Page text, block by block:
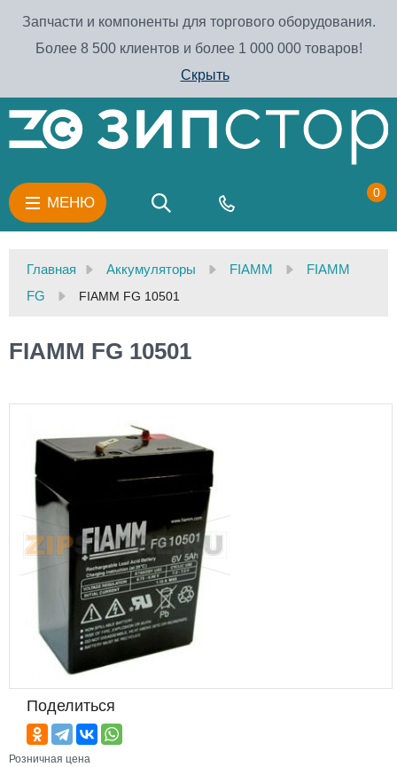
Запчасти и компоненты для торгового оборудования.
Более 8 500 клиентов и более 1 000 000 товаров!
Скрыть
МЕНЮ
0
Главная Аккумуляторы FIAMM
FIAMM
FG
FIAMM FG 10501
FIAMM FG 10501
Поделиться
Розничная цена